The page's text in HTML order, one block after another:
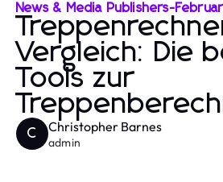
News & Media Publishers-
Vergleich: Die
Tools zur
C Christopher Barnes
admin